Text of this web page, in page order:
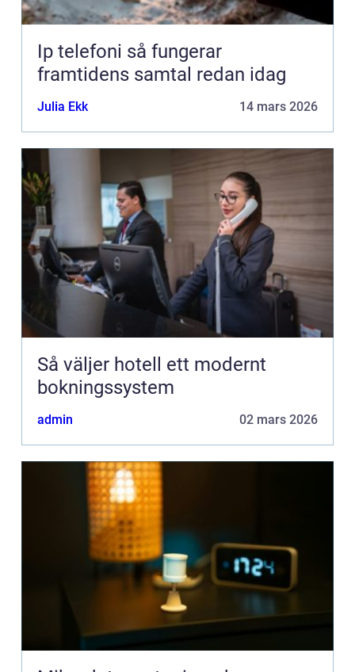
Ip telefoni så fungerar
framtidens samtal redan idag
Julia Ekk 14 mars 2026
Så väljer hotell ett modernt
bokningssystem
admin 02 mars 2026